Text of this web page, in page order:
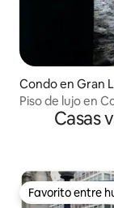
Condo en Gran
Piso de lujo en
Casas
Favorito entre
Favorito entre